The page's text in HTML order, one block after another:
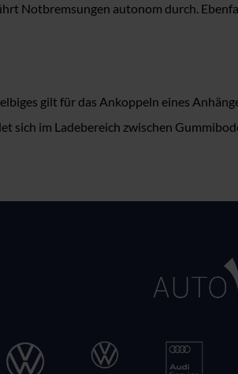
Notbremsungen autonom durch.
gilt für das Ankoppeln eines
sich im Ladebereich zwischen